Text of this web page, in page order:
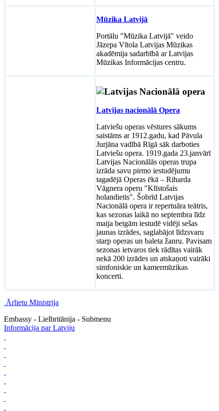
Mūzika Latvijā
Portālu "Mūzika Latvijā" veido
Jāzepa Vītola Latvijas Mūzikas
akadēmija sadarbībā ar Latvijas
Mūzikas Informācijas centru.
Latvijas nacionālā Opera
Latviešu operas vēstures sākums
saistāms ar 1912.gadu, kad Pāvula
Jurjāna vadībā Rīgā sāk darboties
Latviešu opera. 1919.gada 23.janvārī
Latvijas Nacionālās operas trupa
izrāda savu pirmo iestudējumu
tagadējā Operas ēkā – Riharda
Vāgnera operu "Klīstošais
holandietis". Šobrīd Latvijas
Nacionālā opera ir repertuāra teātris,
kas sezonas laikā no septembra līdz
maija beigām iestudē vidēji sešas
jaunas izrādes, saglabājot līdzsvaru
starp operas un baleta žanru. Pavisam
sezonas ietvaros tiek rādītas vairāk
nekā 200 izrādes un atskaņoti vairāki
simfoniskie un kamermūzikas
koncerti.
Ārlietu Ministrija
Embassy - Lielbritānija - Submenu
Informācija par Latviju